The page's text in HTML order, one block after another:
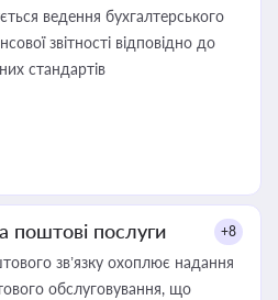
ведення бухгалтерського
звітності відповідно до
стандартів
поштові послуги +8
зв’язку охоплює надання
обслуговування, що